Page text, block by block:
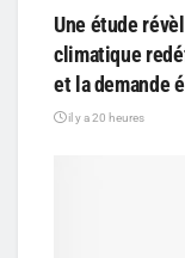
Une étude
climatique
et la demande
il y a 20 heures